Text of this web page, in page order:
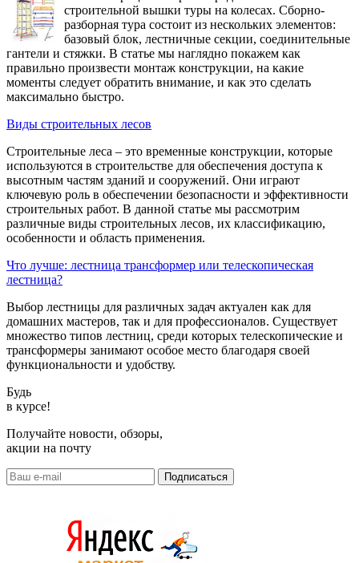
строительной вышки туры на колесах. Сборно-
разборная тура состоит из нескольких элементов:
базовый блок, лестничные секции, соединительные
гантели и стяжки. В статье мы наглядно покажем как
правильно произвести монтаж конструкции, на какие
моменты следует обратить внимание, и как это сделать
максимально быстро.
Виды строительных лесов
Строительные леса – это временные конструкции, которые
используются в строительстве для обеспечения доступа к
высотным частям зданий и сооружений. Они играют
ключевую роль в обеспечении безопасности и эффективности
строительных работ. В данной статье мы рассмотрим
различные виды строительных лесов, их классификацию,
особенности и область применения.
Что лучше: лестница трансформер или телескопическая
лестница?
Выбор лестницы для различных задач актуален как для
домашних мастеров, так и для профессионалов. Существует
множество типов лестниц, среди которых телескопические и
трансформеры занимают особое место благодаря своей
функциональности и удобству.
Будь
в курсе!
Получайте новости, обзоры,
акции на почту